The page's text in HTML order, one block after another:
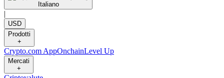
Italiano
|
USD
Prodotti
+
Crypto.com AppOnchainLevel Up
Mercati
+